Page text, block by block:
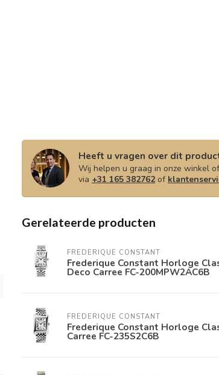
Heeft u vragen over dit
Wij helpen u graag in onze winkel
via +31 165 382762of
Gerelateerde producten
FREDERIQUE CONSTANT
Frederique Constant Horloge
Deco Carree FC-200MPW2AC6B
FREDERIQUE CONSTANT
Frederique Constant Horloge
Carree FC-235S2C6B